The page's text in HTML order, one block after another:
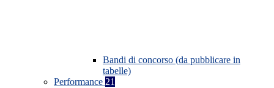
Bandi di concorso (da pubblicare in
tabelle)
Performance 21